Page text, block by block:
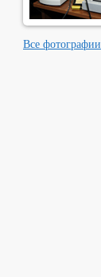
Все фотографии